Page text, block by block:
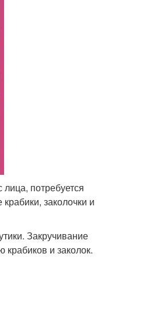
потребуется
заколочки и
Закручивание
и заколок.